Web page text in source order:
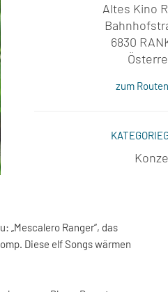
Altes Kino
6830
zum
„Mescalero Ranger“, das
Diese elf Songs wärmen